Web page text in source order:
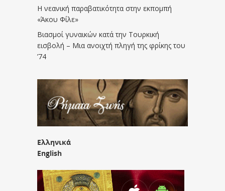
Η νεανική παραβατικότητα στην εκπομπή
«Άκου Φίλε»
Βιασμοί γυναικών κατά την Τουρκική
εισβολή – Μια ανοιχτή πληγή της φρίκης του
’74
Ελληνικά
English